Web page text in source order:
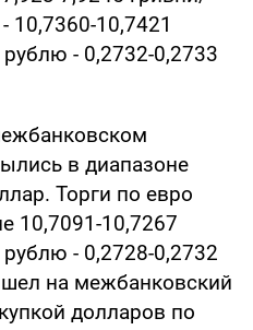
10,7360-10,7421
- 0,2732-0,2733
в диапазоне
Торги по евро
10,7091-10,7267
- 0,2728-0,2732
на межбанковский
долларов по